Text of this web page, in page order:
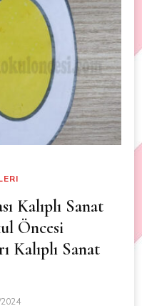
Kalıplı Sanat
Öncesi
Kalıplı Sanat